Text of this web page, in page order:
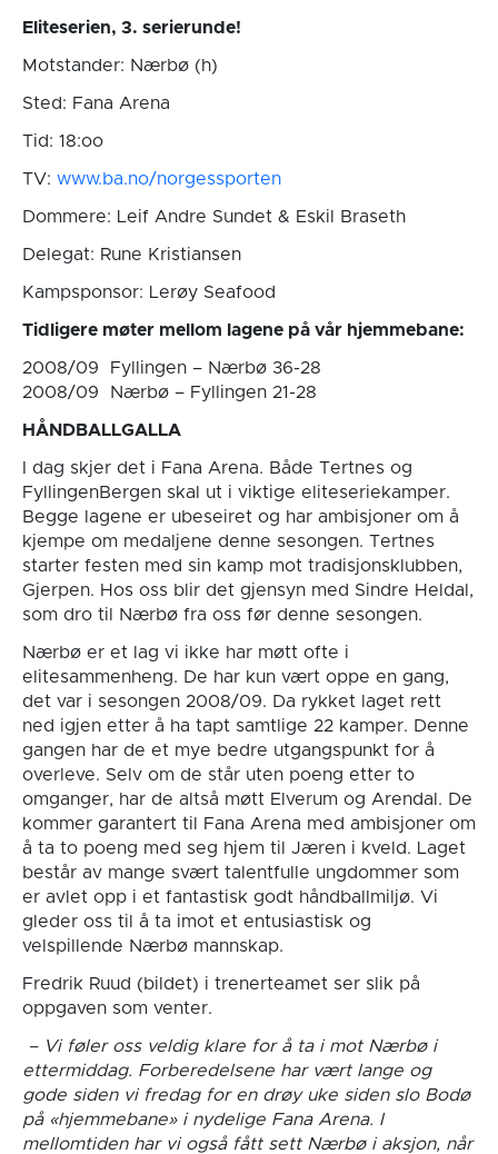
Eliteserien, 3. serierunde!
Motstander: Nærbø (h)
Sted: Fana Arena
Tid: 18:oo
TV: www.ba.no/norgessporten
Dommere: Leif Andre Sundet & Eskil Braseth
Delegat: Rune Kristiansen
Kampsponsor: Lerøy Seafood
Tidligere møter mellom lagene på vår hjemmebane:
2008/09 Fyllingen – Nærbø 36-28
2008/09 Nærbø – Fyllingen 21-28
HÅNDBALLGALLA
I dag skjer det i Fana Arena. Både Tertnes og
FyllingenBergen skal ut i viktige eliteseriekamper.
Begge lagene er ubeseiret og har ambisjoner om å
kjempe om medaljene denne sesongen. Tertnes
starter festen med sin kamp mot tradisjonsklubben,
Gjerpen. Hos oss blir det gjensyn med Sindre Heldal,
som dro til Nærbø fra oss før denne sesongen.
Nærbø er et lag vi ikke har møtt ofte i
elitesammenheng. De har kun vært oppe en gang,
det var i sesongen 2008/09. Da rykket laget rett
ned igjen etter å ha tapt samtlige 22 kamper. Denne
gangen har de et mye bedre utgangspunkt for å
overleve. Selv om de står uten poeng etter to
omganger, har de altså møtt Elverum og Arendal. De
kommer garantert til Fana Arena med ambisjoner om
å ta to poeng med seg hjem til Jæren i kveld. Laget
består av mange svært talentfulle ungdommer som
er avlet opp i et fantastisk godt håndballmiljø. Vi
gleder oss til å ta imot et entusiastisk og
velspillende Nærbø mannskap.
Fredrik Ruud (bildet) i trenerteamet ser slik på
oppgaven som venter.
– Vi føler oss veldig klare for å ta i mot Nærbø i
ettermiddag. Forberedelsene har vært lange og
gode siden vi fredag for en drøy uke siden slo Bodø
på «hjemmebane» i nydelige Fana Arena. I
mellomtiden har vi også fått sett Nærbø i aksjon, når